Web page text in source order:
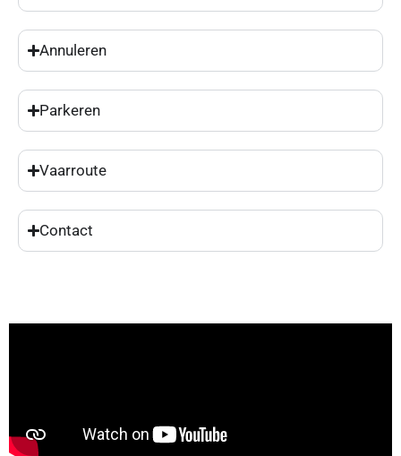
Annuleren
Parkeren
Vaarroute
Contact